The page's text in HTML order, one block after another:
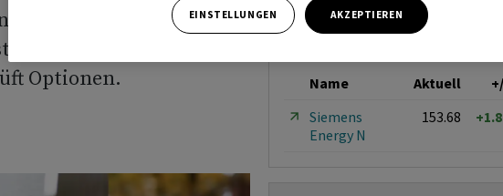
Energy-Bereich
könnte abgespalten
Optionen.
Name Aktuell
Siemens
Energy N
153.68
EINSTELLUNGEN AKZEPTIEREN